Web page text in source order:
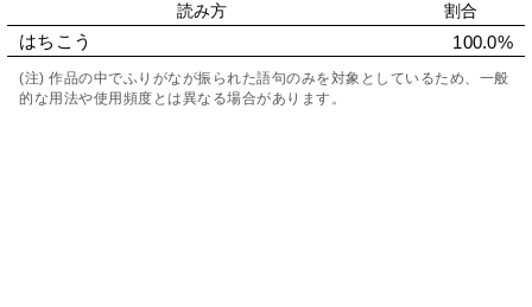
読み方 割合
はちこう 100.0%
(注) 作品の中でふりがなが振られた語句のみを対象としているため、一般
的な用法や使用頻度とは異なる場合があります。